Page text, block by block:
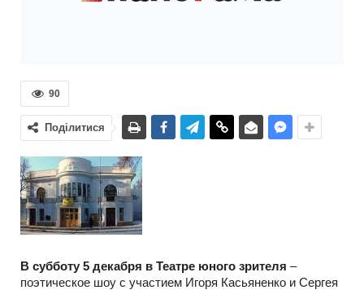
90
Поділитися
В субботу 5 декабря в Театре юного зрителя –
поэтическое шоу с участием Игоря Касьяненко и Сергея